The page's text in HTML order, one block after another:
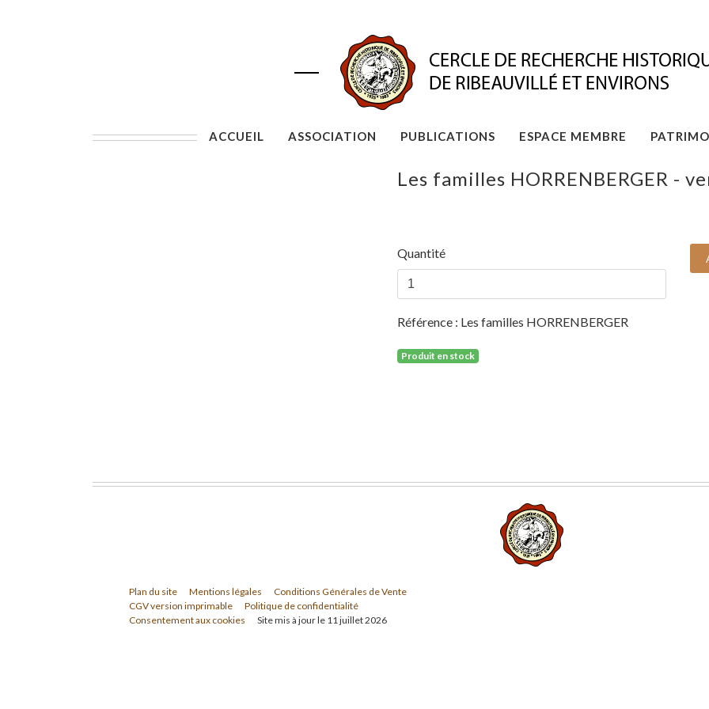
ACCUEIL ASSOCIATION PUBLICATIONS ESPACE MEMBRE
Les familles HORRENBERGER -
Quantité
Référence : Les familles HORRENBERGER
Produit en stock
Plan du site Mentions légales
Conditions Générales de Vente
CGV version imprimable
Politique de confidentialité
Consentement aux cookies
Site mis à jour le 11 juillet 2026